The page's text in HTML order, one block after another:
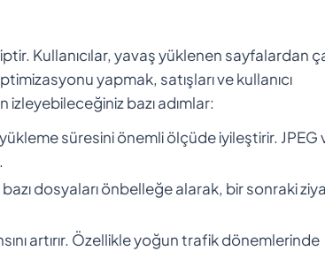
Kullanıcılar, yavaş yüklenen sayfalardan
yapmak, satışları ve kullanıcı
izleyebileceğiniz bazı adımlar:
süresini önemli ölçüde iyileştirir. JPEG
dosyaları önbelleğe alarak, bir sonraki
artırır. Özellikle yoğun trafik dönemlerinde